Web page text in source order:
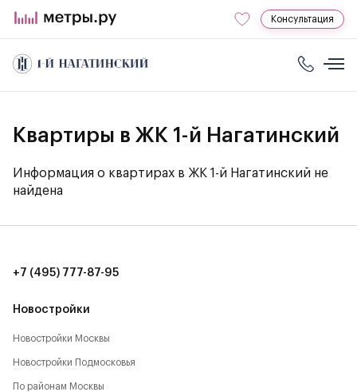
Консультация
Квартиры в ЖК 1-й Нагатинский
Информация о квартирах в ЖК 1-й Нагатинский не
найдена
Новостройки
Новостройки Москвы
Новостройки Подмосковья
По районам Москвы
+7 (495) 777-87-95